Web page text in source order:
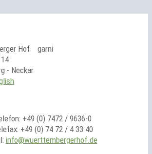
Hof
garni
- Neckar
+49 (0) 7472 / 9636-0
+49 (0) 74 72 / 4 33 40
info@wuerttembergerhof.de